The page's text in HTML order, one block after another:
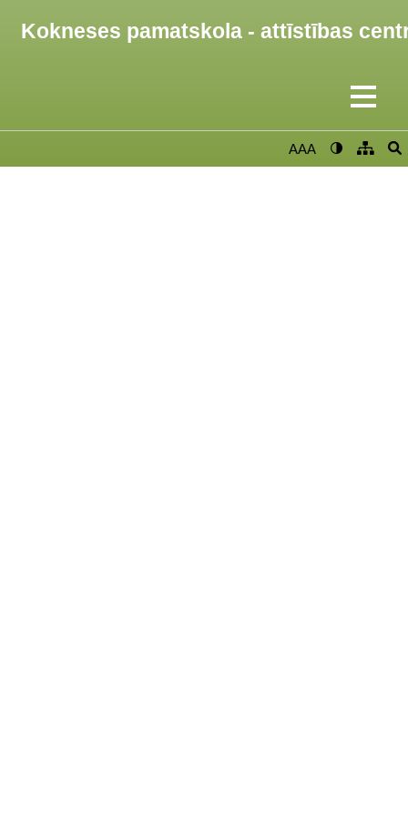
Kokneses pamatskola - attīstības
AAA